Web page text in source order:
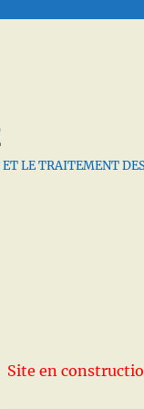
LE TRAITEMENT
Site en